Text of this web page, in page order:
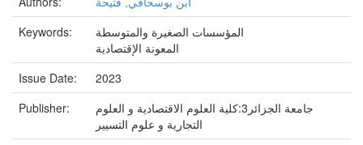
Keywords:
المؤسسات الصغيرة والمتوسطة
المعونة الإقتصادية
Issue Date:
2023
Publisher:
جامعة الجزائر3:كلية العلوم الاقتصادية و العلوم
التجارية و علوم التسيير